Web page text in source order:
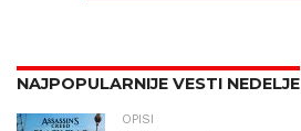
NAJPOPULARNIJE VESTI NEDELJE
OPISI